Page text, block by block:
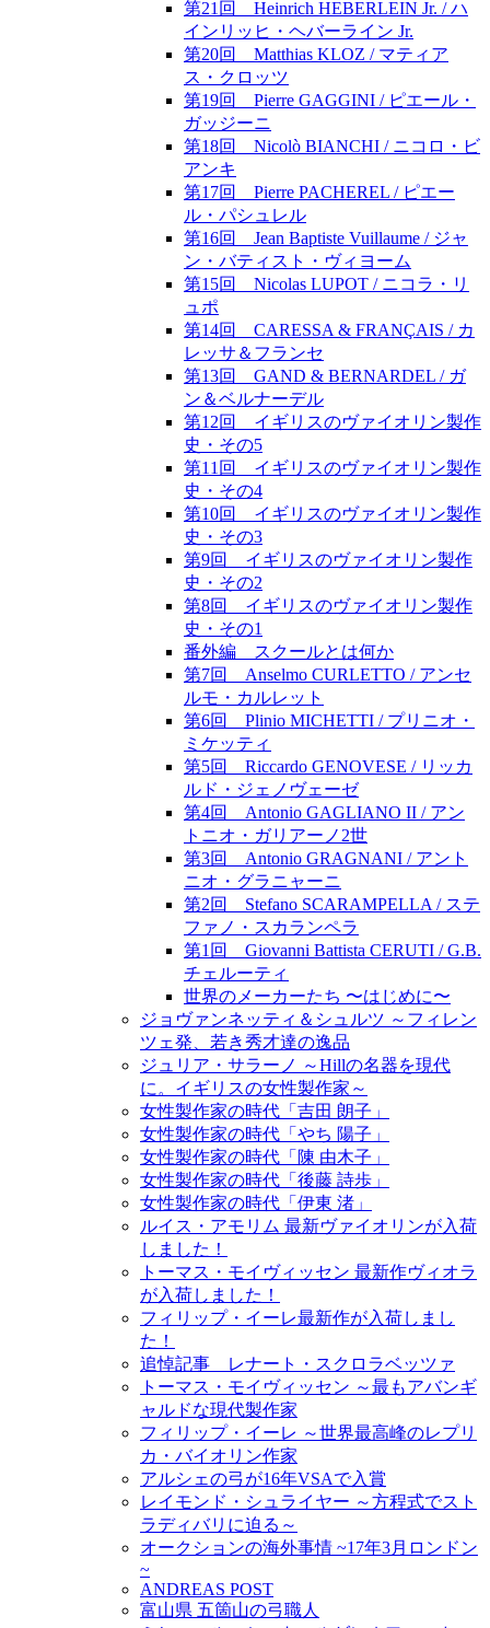
第21回 Heinrich HEBERLEIN Jr. / ハ
インリッヒ・ヘバーライン Jr.
第20回 Matthias KLOZ / マティア
ス・クロッツ
第19回 Pierre GAGGINI / ピエール・
ガッジーニ
第18回 Nicolò BIANCHI / ニコロ・ビ
アンキ
第17回 Pierre PACHEREL / ピエー
ル・パシュレル
第16回 Jean Baptiste Vuillaume / ジャ
ン・バティスト・ヴィヨーム
第15回 Nicolas LUPOT / ニコラ・リ
ュポ
第14回 CARESSA & FRANÇAIS / カ
レッサ＆フランセ
第13回 GAND & BERNARDEL / ガ
ン＆ベルナーデル
第12回 イギリスのヴァイオリン製作
史・その5
第11回 イギリスのヴァイオリン製作
史・その4
第10回 イギリスのヴァイオリン製作
史・その3
第9回 イギリスのヴァイオリン製作
史・その2
第8回 イギリスのヴァイオリン製作
史・その1
番外編 スクールとは何か
第7回 Anselmo CURLETTO / アンセ
ルモ・カルレット
第6回 Plinio MICHETTI / プリニオ・
ミケッティ
第5回 Riccardo GENOVESE / リッカ
ルド・ジェノヴェーゼ
第4回 Antonio GAGLIANO II / アン
トニオ・ガリアーノ2世
第3回 Antonio GRAGNANI / アント
ニオ・グラニャーニ
第2回 Stefano SCARAMPELLA / ステ
ファノ・スカランペラ
第1回 Giovanni Battista CERUTI / G.B.
チェルーティ
世界のメーカーたち 〜はじめに〜
ジョヴァンネッティ＆シュルツ ～フィレン
ツェ発、若き秀才達の逸品
ジュリア・サラーノ ～Hillの名器を現代
に。イギリスの女性製作家～
女性製作家の時代「吉田 朗子」
女性製作家の時代「やち 陽子」
女性製作家の時代「陳 由木子」
女性製作家の時代「後藤 詩歩」
女性製作家の時代「伊東 渚」
ルイス・アモリム 最新ヴァイオリンが入荷
しました！
トーマス・モイヴィッセン 最新作ヴィオラ
が入荷しました！
フィリップ・イーレ最新作が入荷しまし
た！
追悼記事 レナート・スクロラベッツァ
トーマス・モイヴィッセン ～最もアバンギ
ャルドな現代製作家
フィリップ・イーレ ～世界最高峰のレプリ
カ・バイオリン作家
アルシェの弓が16年VSAで入賞
レイモンド・シュライヤー ～方程式でスト
ラディバリに迫る～
オークションの海外事情 ~17年3月ロンドン
~
ANDREAS POST
富山県 五箇山の弓職人